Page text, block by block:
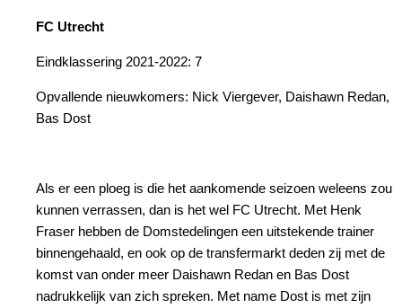
FC Utrecht
Eindklassering 2021-2022: 7
Opvallende nieuwkomers: Nick Viergever, Daishawn Redan,
Bas Dost
Als er een ploeg is die het aankomende seizoen weleens zou
kunnen verrassen, dan is het wel FC Utrecht. Met Henk
Fraser hebben de Domstedelingen een uitstekende trainer
binnengehaald, en ook op de transfermarkt deden zij met de
komst van onder meer Daishawn Redan en Bas Dost
nadrukkelijk van zich spreken. Met name Dost is met zijn